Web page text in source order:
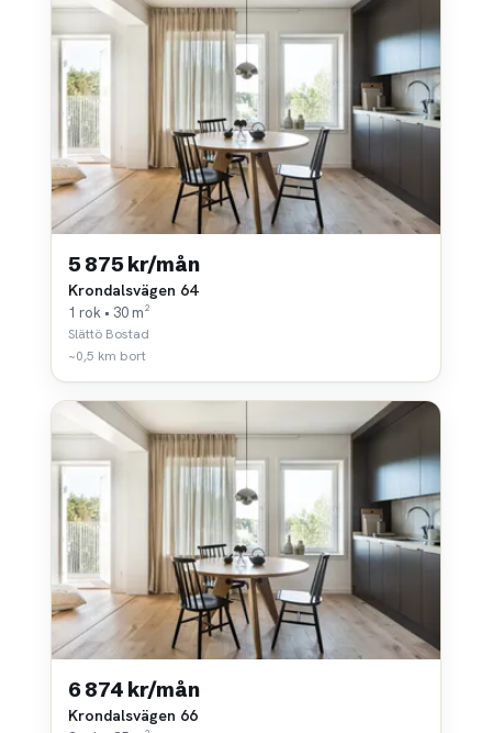
5 875 kr/mån
Krondalsvägen 64
1 rok • 30 m²
Slättö Bostad
~0,5 km bort
6 874 kr/mån
Krondalsvägen 66